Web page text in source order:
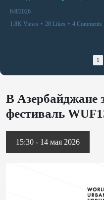
8/8/2026
1.8K Views • 28 Likes • 4 Comments
1
В Азербайджане
фестиваль
15:30 - 14 мая 2026